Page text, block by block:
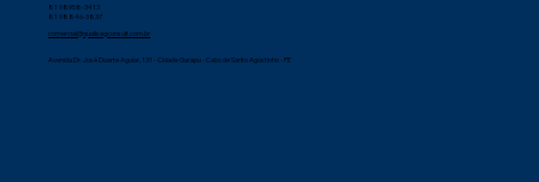
81 98958-3413
81 98846-3837
comercial@qualisegconsult.com.br
Avenida Dr. José Duarte Aguiar, 131 - Cidade Garapu - Cabo de Santo Agostinho - PE